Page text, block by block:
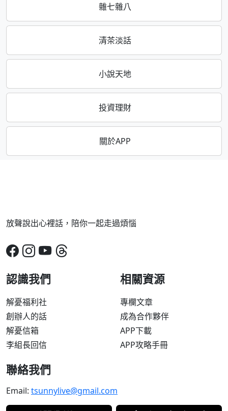
雜七雜八
清茶淡話
小說天地
投資理財
關於APP
放聲說出心裡話，陪你一起走過煩惱
認識我們
解憂福利社
創辦人的話
解憂信箱
李組長回信
相關資源
專欄文章
成為合作夥伴
APP下載
APP攻略手冊
聯絡我們
Email: tsunnylive@gmail.com